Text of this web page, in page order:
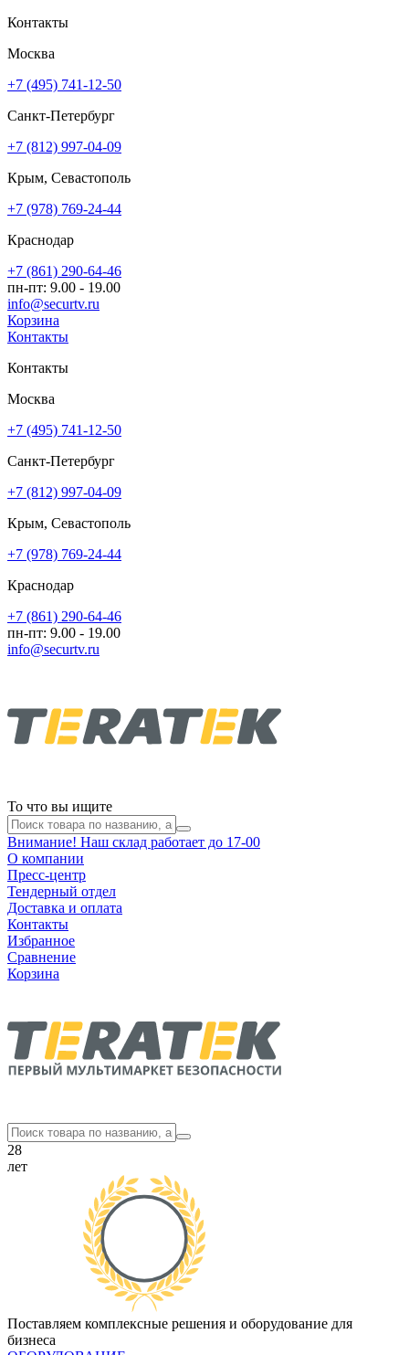
Контакты
Москва
+7 (495) 741-12-50
Санкт-Петербург
+7 (812) 997-04-09
Крым, Севастополь
+7 (978) 769-24-44
Краснодар
+7 (861) 290-64-46
пн-пт: 9.00 - 19.00
info@securtv.ru
Корзина
Контакты
Контакты
Москва
+7 (495) 741-12-50
Санкт-Петербург
+7 (812) 997-04-09
Крым, Севастополь
+7 (978) 769-24-44
Краснодар
+7 (861) 290-64-46
пн-пт: 9.00 - 19.00
info@securtv.ru
То что вы ищите
Внимание! Наш склад работает до 17-00
О компании
Пресс-центр
Тендерный отдел
Доставка и оплата
Контакты
Избранное
Сравнение
Корзина
28
лет
Поставляем комплексные решения и оборудование для
бизнеса